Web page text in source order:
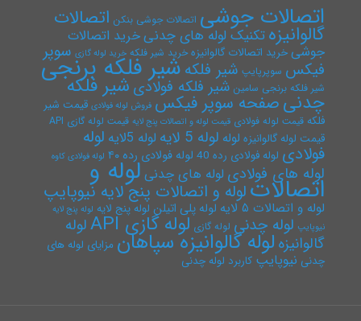
اتصالات جوشی اتصالات جوشی بنکن اتصالات
گالوانیزهتکنیک لوله های چدنیخرید اتصالات
جوشیخرید اتصالات گالوانیزه خرید شیر فلکه خرید لوله گازی سوپر
فیکس سوپرپایپ شیر فلکه شیر فلکه برنجی
شیر فلکه برنجی سامین شیر فلکه فولادی شیر فلکه
چدنیصفحه سوپر فیکس فروش لوله فولادی قیمت شیر
فلکه قیمت لوله فولادی قیمت لوله و اتصالات پنج لایه قیمت لوله گازی API
قیمت لوله گالوانیزه لوله لوله 5 لایه لوله 5لایه لوله
فولادی لوله فولادی رده 40 لوله فولادی رده ۴۰ لوله فولادی کاوه
لوله های فولادی لوله های چدنی لوله و اتصالاتلوله و اتصالات پنج لایه نیوپایپ
لوله و اتصالات ۵ لایه لوله پلی اتیلن لوله پنج لایه لوله پنج لایه
نیوپایپ لوله چدنی لوله گازی لوله گازی API لوله
گالوانیزه لوله گالوانیزه سپاهان مزایای لوله های
چدنی نیوپایپ کاربرد لوله چدنی